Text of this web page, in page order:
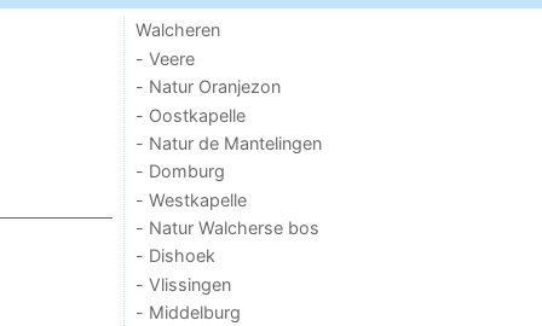
Walcheren
- Veere
- Natur Oranjezon
- Oostkapelle
- Natur de Mantelingen
- Domburg
- Westkapelle
- Natur Walcherse bos
- Dishoek
- Vlissingen
- Middelburg